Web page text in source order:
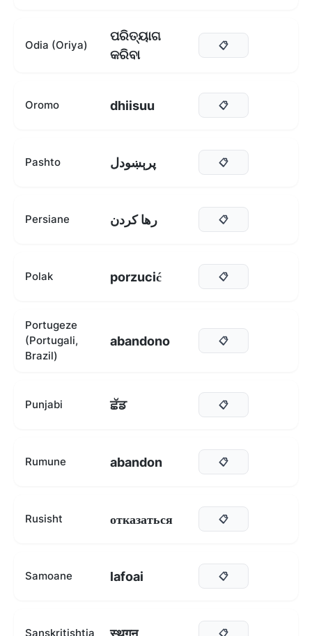
Odia (Oriya)
ପରିତ୍ୟାଗ
କରିବା
📋
Oromo dhiisuu 📋
Pashto پرېښودل 📋
Persiane رها کردن 📋
Polak porzucić 📋
Portugeze
(Portugali,
Brazil)
abandono 📋
Punjabi ਛੱਡ 📋
Rumune abandon 📋
Rusisht отказаться 📋
Samoane lafoai 📋
Sanskritishtja 📋